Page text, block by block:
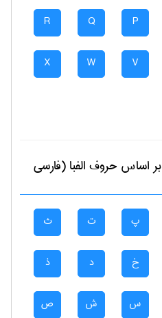
P
Q
R
V
W
X
بر اساس حروف الفبا (فارسی
پ ت ث
خ د ذ
س ش ص